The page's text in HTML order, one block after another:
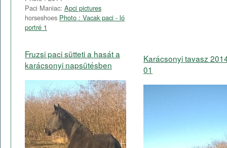
Paci Maniac: Apci pictures
horseshoes Photo : Vacak paci - ló
portré 1
Fruzsi paci sütteti a hasát a
karácsonyi napsütésben
Karácsonyi tavasz
01